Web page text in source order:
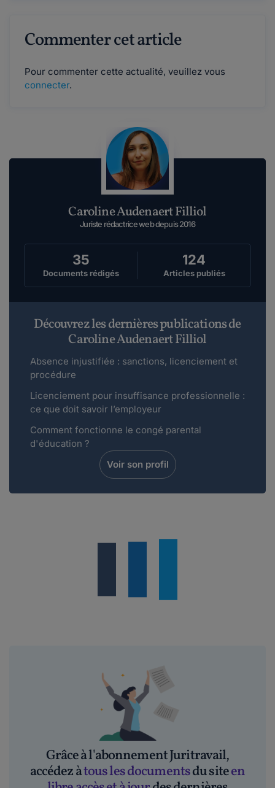
Commenter cet article
Pour commenter cette actualité, veuillez vous
connecter.
Caroline Audenaert Filliol
Juriste rédactrice web depuis 2016
35
Documents rédigés
124
Articles publiés
Découvrez les dernières publications de
Caroline Audenaert Filliol
Absence injustifiée : sanctions, licenciement et
procédure
Licenciement pour insuffisance professionnelle :
ce que doit savoir l’employeur
Comment fonctionne le congé parental
d'éducation ?
Voir son profil
Grâce à l'abonnement Juritravail,
accédez àtous les documentsdu siteen